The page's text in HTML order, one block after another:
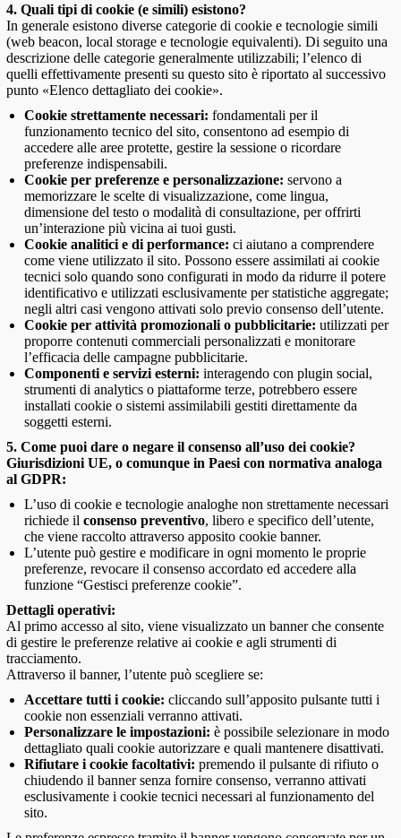
4. Quali tipi di cookie (e simili) esistono?
In generale esistono diverse categorie di cookie e tecnologie simili
(web beacon, local storage e tecnologie equivalenti). Di seguito una
descrizione delle categorie generalmente utilizzabili; l’elenco di
quelli effettivamente presenti su questo sito è riportato al successivo
punto «Elenco dettagliato dei cookie».
Cookie strettamente necessari: fondamentali per il
funzionamento tecnico del sito, consentono ad esempio di
accedere alle aree protette, gestire la sessione o ricordare
preferenze indispensabili.
Cookie per preferenze e personalizzazione: servono a
memorizzare le scelte di visualizzazione, come lingua,
dimensione del testo o modalità di consultazione, per offrirti
un’interazione più vicina ai tuoi gusti.
Cookie analitici e di performance: ci aiutano a comprendere
come viene utilizzato il sito. Possono essere assimilati ai cookie
tecnici solo quando sono configurati in modo da ridurre il potere
identificativo e utilizzati esclusivamente per statistiche aggregate;
negli altri casi vengono attivati solo previo consenso dell’utente.
Cookie per attività promozionali o pubblicitarie: utilizzati per
proporre contenuti commerciali personalizzati e monitorare
l’efficacia delle campagne pubblicitarie.
Componenti e servizi esterni: interagendo con plugin social,
strumenti di analytics o piattaforme terze, potrebbero essere
installati cookie o sistemi assimilabili gestiti direttamente da
soggetti esterni.
5. Come puoi dare o negare il consenso all’uso dei cookie?
Giurisdizioni UE, o comunque in Paesi con normativa analoga
al GDPR:
L’uso di cookie e tecnologie analoghe non strettamente necessari
richiede il consenso preventivo, libero e specifico dell’utente,
che viene raccolto attraverso apposito cookie banner.
L’utente può gestire e modificare in ogni momento le proprie
preferenze, revocare il consenso accordato ed accedere alla
funzione “Gestisci preferenze cookie”.
Dettagli operativi:
Al primo accesso al sito, viene visualizzato un banner che consente
di gestire le preferenze relative ai cookie e agli strumenti di
tracciamento.
Attraverso il banner, l’utente può scegliere se:
Accettare tutti i cookie: cliccando sull’apposito pulsante tutti i
cookie non essenziali verranno attivati.
Personalizzare le impostazioni: è possibile selezionare in modo
dettagliato quali cookie autorizzare e quali mantenere disattivati.
Rifiutare i cookie facoltativi: premendo il pulsante di rifiuto o
chiudendo il banner senza fornire consenso, verranno attivati
esclusivamente i cookie tecnici necessari al funzionamento del
sito.